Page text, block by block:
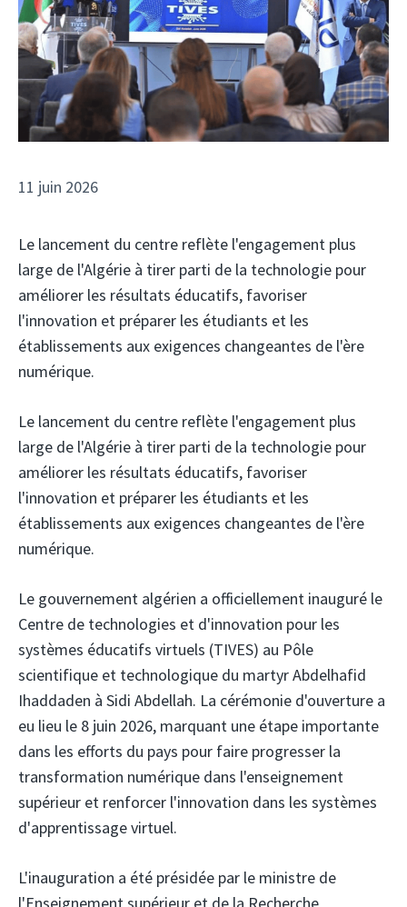
11 juin 2026
Le lancement du centre reflète l'engagement plus
large de l'Algérie à tirer parti de la technologie pour
améliorer les résultats éducatifs, favoriser
l'innovation et préparer les étudiants et les
établissements aux exigences changeantes de l'ère
numérique.
Le lancement du centre reflète l'engagement plus
large de l'Algérie à tirer parti de la technologie pour
améliorer les résultats éducatifs, favoriser
l'innovation et préparer les étudiants et les
établissements aux exigences changeantes de l'ère
numérique.
Le gouvernement algérien a officiellement inauguré le
Centre de technologies et d'innovation pour les
systèmes éducatifs virtuels (TIVES) au Pôle
scientifique et technologique du martyr Abdelhafid
Ihaddaden à Sidi Abdellah. La cérémonie d'ouverture a
eu lieu le 8 juin 2026, marquant une étape importante
dans les efforts du pays pour faire progresser la
transformation numérique dans l'enseignement
supérieur et renforcer l'innovation dans les systèmes
d'apprentissage virtuel.
L'inauguration a été présidée par le ministre de